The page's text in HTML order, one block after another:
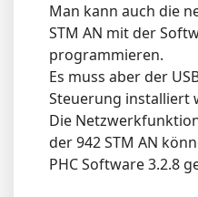
Man kann auch die
STM AN mit der
programmieren.
Es muss aber der
Steuerung installiert
Die
der 942 STM AN
PHC Software 3.2.8